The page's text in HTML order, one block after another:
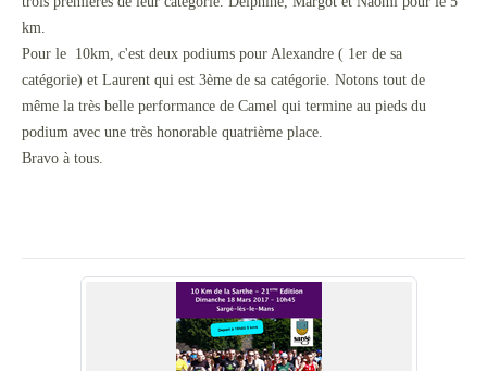
km.
Pour le 10km, c'est deux podiums pour Alexandre ( 1er de sa
catégorie) et Laurent qui est 3ème de sa catégorie. Notons tout de
même la très belle performance de Camel qui termine au pieds du
podium avec une très honorable quatrième place.
Bravo à tous.